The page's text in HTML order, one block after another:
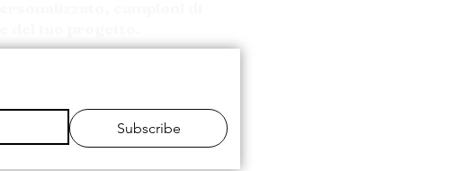
Subscribe